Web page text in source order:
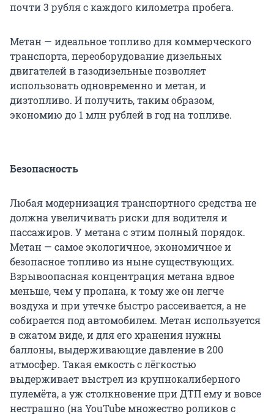
почти 3 рубля с каждого километра пробега.
Метан — идеальное топливо для коммерческого
транспорта, переоборудование дизельных
двигателей в газодизельные позволяет
использовать одновременно и метан, и
дизтопливо. И получить, таким образом,
экономию до 1 млн рублей в год на топливе.
Безопасность
Любая модернизация транспортного средства не
должна увеличивать риски для водителя и
пассажиров. У метана с этим полный порядок.
Метан — самое экологичное, экономичное и
безопасное топливо из ныне существующих.
Взрывоопасная концентрация метана вдвое
меньше, чем у пропана, к тому же он легче
воздуха и при утечке быстро рассеивается, а не
собирается под автомобилем. Метан используется
в сжатом виде, и для его хранения нужны
баллоны, выдерживающие давление в 200
атмосфер. Такая емкость с лёгкостью
выдерживает выстрел из крупнокалиберного
пулемёта, а уж столкновение при ДТП ему и вовсе
нестрашно (на YouTube множество роликов с